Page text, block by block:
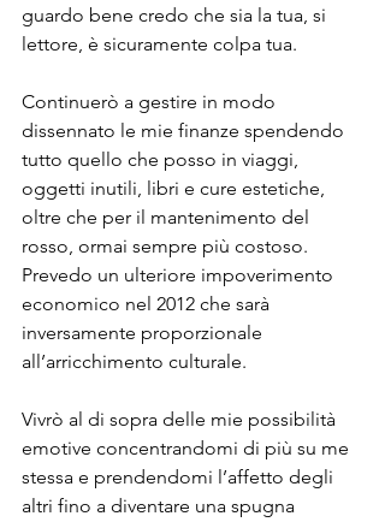
guardo bene credo che sia la tua, si
lettore, è sicuramente colpa tua.
Continuerò a gestire in modo
dissennato le mie finanze spendendo
tutto quello che posso in viaggi,
oggetti inutili, libri e cure estetiche,
oltre che per il mantenimento del
rosso, ormai sempre più costoso.
Prevedo un ulteriore impoverimento
economico nel 2012 che sarà
inversamente proporzionale
all’arricchimento culturale.
Vivrò al di sopra delle mie possibilità
emotive concentrandomi di più su me
stessa e prendendomi l’affetto degli
altri fino a diventare una spugna